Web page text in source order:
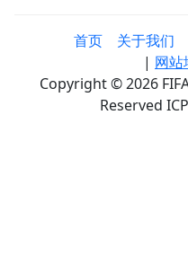
首页 关于我们
| 网站
Copyright © 2026
Reserved